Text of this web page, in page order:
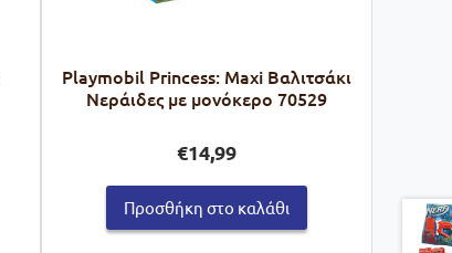
Playmobil Princess: Maxi Βαλιτσάκι
Νεράιδες με μονόκερο 70529
€14,99
Προσθήκη στο καλάθι